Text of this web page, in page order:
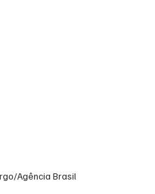
Agência Brasil